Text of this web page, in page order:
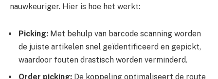
nauwkeuriger. Hier is hoe het werkt:
Picking: Met behulp van barcode scanning worden
de juiste artikelen snel geïdentificeerd en gepickt,
waardoor fouten drastisch worden verminderd.
Order picking: De koppeling optimaliseert de route